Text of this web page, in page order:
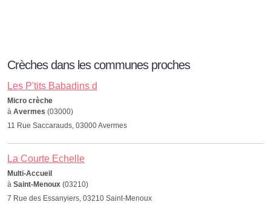
Crèches dans les communes proches
Les P'tits Babadins d
Micro crèche
à Avermes (03000)
11 Rue Saccarauds, 03000 Avermes
La Courte Echelle
Multi-Accueil
à Saint-Menoux (03210)
7 Rue des Essanyiers, 03210 Saint-Menoux